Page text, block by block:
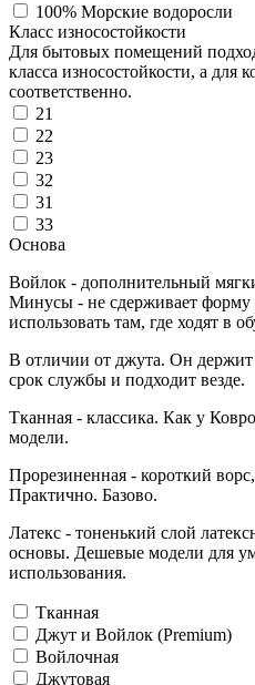
100% Морские водоросли
Класс износостойкости
Для бытовых помещений
класса износостойкости, а для
соответственно.
21
22
23
32
31
33
Основа
Войлок - дополнительный
Минусы - не сдерживает форму
использовать там, где ходят в
В отличии от джута. Он
срок службы и подходит везде.
Тканная - классика. Как у
модели.
Прорезиненная - короткий
Практично. Базово.
Латекс - тоненький слой
основы. Дешевые модели для
использования.
Тканная
Джут и Войлок (Premium)
Войлочная
Джутовая